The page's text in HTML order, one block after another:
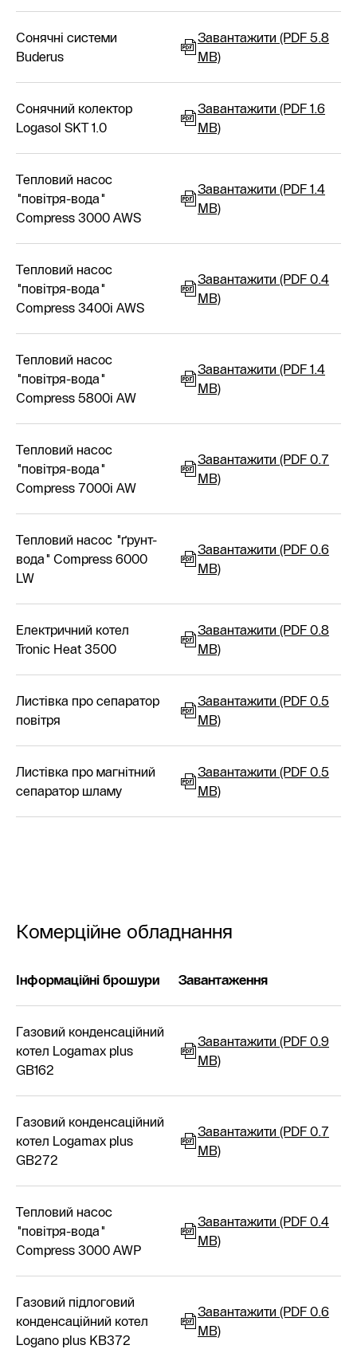
Сонячні системи
Buderus
Завантажити (PDF 5.8
MB)
Сонячний колектор
Logasol SKT 1.0
Завантажити (PDF 1.6
MB)
Тепловий насос
"повітря-вода"
Compress 3000 AWS
Завантажити (PDF 1.4
MB)
Тепловий насос
"повітря-вода"
Compress 3400i AWS
Завантажити (PDF 0.4
MB)
Тепловий насос
"повітря-вода"
Compress 5800i AW
Завантажити (PDF 1.4
MB)
Тепловий насос
"повітря-вода"
Compress 7000i AW
Завантажити (PDF 0.7
MB)
Тепловий насос "ґрунт-
вода" Compress 6000
LW
Завантажити (PDF 0.6
MB)
Електричний котел
Tronic Heat 3500
Завантажити (PDF 0.8
MB)
Листівка про сепаратор
повітря
Завантажити (PDF 0.5
MB)
Листівка про магнітний
сепаратор шламу
Завантажити (PDF 0.5
MB)
Комерційне обладнання
Інформаційні брошури Завантаження
Газовий конденсаційний
котел Logamax plus
GB162
Завантажити (PDF 0.9
MB)
Газовий конденсаційний
котел Logamax plus
GB272
Завантажити (PDF 0.7
MB)
Тепловий насос
"повітря-вода"
Compress 3000 AWP
Завантажити (PDF 0.4
MB)
Газовий підлоговий
конденсаційний котел
Logano plus KB372
Завантажити (PDF 0.6
MB)